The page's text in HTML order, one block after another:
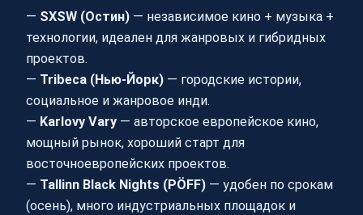
— SXSW (Остин) — независимое кино + музыка +
технологии, идеален для жанровых и гибридных
проектов.
— Tribeca (Нью-Йорк) — городские истории,
социальное и жанровое инди.
— Karlovy Vary — авторское европейское кино,
мощный рынок, хороший старт для
восточноевропейских проектов.
— Tallinn Black Nights (PÖFF) — удобен по срокам
(осень), много индустриальных площадок и